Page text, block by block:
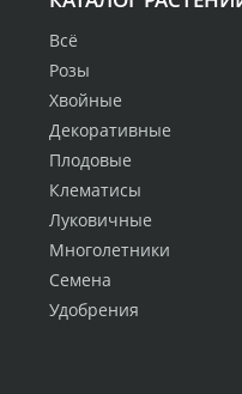
Всё
Розы
Хвойные
Декоративные
Плодовые
Клематисы
Луковичные
Многолетники
Семена
Удобрения